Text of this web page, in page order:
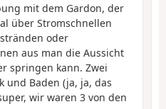
mit dem Gardon, der
über Stromschnellen
oder
aus man die Aussicht
springen kann. Zwei
und Baden (ja, ja, das
wir waren 3 von den